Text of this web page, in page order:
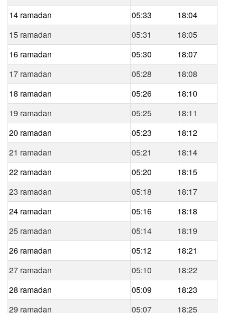
14 ramadan
05:33
18:04
15 ramadan
05:31
18:05
16 ramadan
05:30
18:07
17 ramadan
05:28
18:08
18 ramadan
05:26
18:10
19 ramadan
05:25
18:11
20 ramadan
05:23
18:12
21 ramadan
05:21
18:14
22 ramadan
05:20
18:15
23 ramadan
05:18
18:17
24 ramadan
05:16
18:18
25 ramadan
05:14
18:19
26 ramadan
05:12
18:21
27 ramadan
05:10
18:22
28 ramadan
05:09
18:23
29 ramadan
05:07
18:25